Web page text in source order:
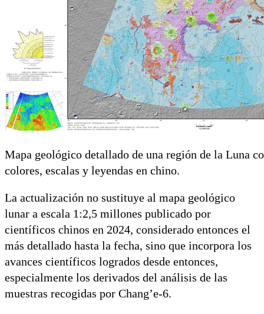
Mapa geológico detallado de una región de la Luna
colores, escalas y leyendas en chino.
La actualización no sustituye al mapa geológico
lunar a escala 1:2,5 millones publicado por
científicos chinos en 2024, considerado entonces el
más detallado hasta la fecha, sino que incorpora los
avances científicos logrados desde entonces,
especialmente los derivados del análisis de las
muestras recogidas por Chang’e-6.